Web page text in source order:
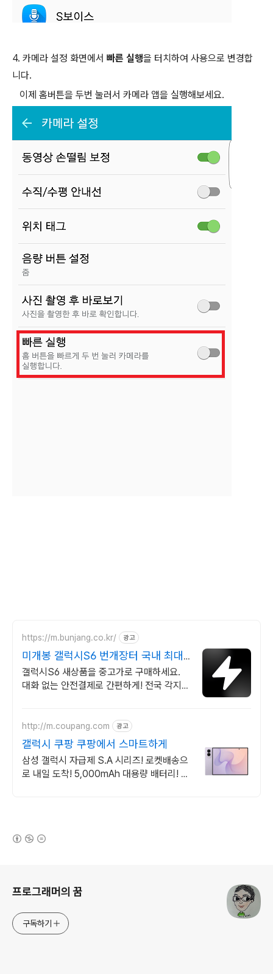
4. 카메라 설정 화면에서 빠른 실행을 터치하여 사용으로 변경합
니다.
이제 홈버튼을 두번 눌러서 카메라 앱을 실행해보세요.
https://m.bunjang.co.kr/ 광고
미개봉 갤럭시S6 번개장터 국내 최대
브랜드 중고거래
갤럭시S6 새상품을 중고가로 구매하세요.
대화 없는 안전결제로 간편하게! 전국 각지에
http://m.coupang.com 광고
갤럭시 쿠팡 쿠팡에서 스마트하게
삼성 갤럭시 자급제 S.A 시리즈! 로켓배송으
로 내일 도착! 5,000mAh 대용량 배터리! 방
프로그래머의 꿈
구독하기